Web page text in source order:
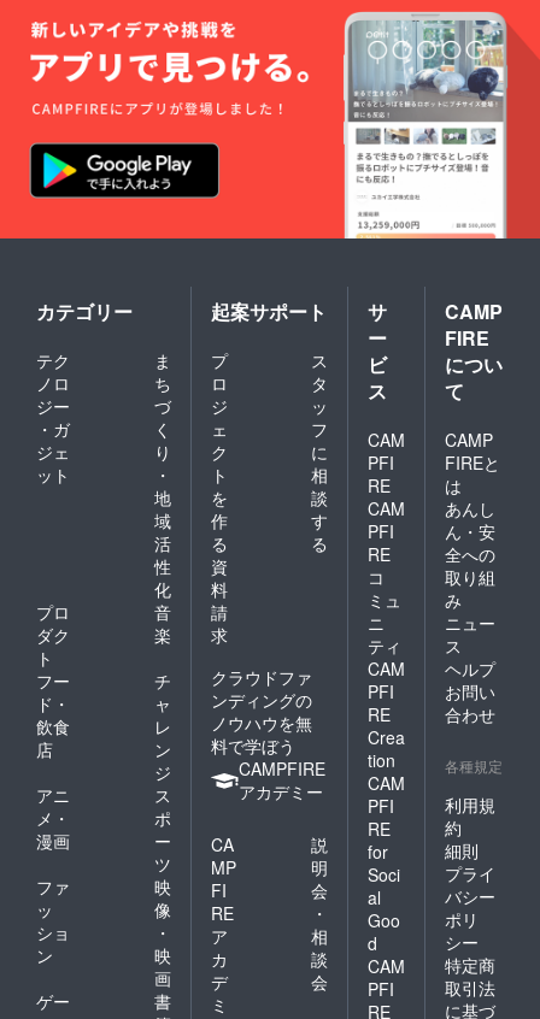
色合い
が変
わって
まいり
ます。
自然由
来の変
化をお
楽しみ
くださ
い。
しま
す。 ※
表面の
ソール
は草木
染のた
め、経
年変化
により
色合い
わって
自然由
来の変
化をお
楽しみ
くださ
い。
※お届け
は、７
月中旬
より順
次発送
させて
いただ
きま
す。 国
内にて
つ手作
おりま
すの
で、若
干お時
間がか
かるこ
とがご
す。 何
卒ご理
解のほ
ど宜し
くお願
いいた
しま
す。 ※
表面の
ソール
は草木
染のた
め、経
年変化
により
色合い
わって
ます。
自然由
来の変
化をお
楽しみ
くださ
い。
はブ
ラック
となっ
ており
ます。
①柿渋
タイプ
を23㎝
～28㎝
中から1
さい。
②炭タ
イプを
23㎝～
28㎝の6
ソール
をサイ
から１
つお選
びくだ
さい。
③柿渋
タイプ
の鼻緒
を12色
ラーの
中から1
つお選
びくだ
さい。
④炭タ
イプの
12色の
の中か
ら１つ
お選び
くださ
い。 ※
お届け
は、７
月中旬
より順
次発送
させて
のカス
タマイ
ズがで
きま
す。
①23㎝
～28㎝
の６サ
イズの
１つお
選びく
ださ
ソール
を・ス
ミ・カ
キシ
ブ・ア
カネの
中から
選びく
ださ
い。
③12色
のカ
ラーか
らお好
きな鼻
緒を1つ
お選び
くださ
い。 ④
ビブラ
ムソー
ルをブ
ラウン
ら1つお
選びく
ださ
い。 ※
お届け
は、７
月中旬
より順
次発送
させて
いただ
カテゴリー
テク
ノロ
ジー
・ガ
ジェ
ット
ま
ち
づ
く
り
・
地
域
活
性
化
プロ
ダク
ト
音
楽
フー
ド・
飲食
店
チ
ャ
レ
ン
ジ
アニ
メ・
漫画
ス
ポ
ー
ツ
ファ
ッ
ショ
ン
映
像
・
映
画
ゲー
書
起案サポート
プ
ロ
ジ
ェ
ク
ト
を
作
る
ス
タ
ッ
フ
に
相
談
す
る
資
料
請
求
クラウドファ
ンディングの
ノウハウを無
料で学ぼう
CAMPFIRE
アカデミー
CA
MP
FI
RE
ア
カ
デ
ミ
説
明
会
・
相
談
会
サ
ー
ビ
ス
CAM
PFI
RE
CAM
PFI
RE
コ
ミュ
ニ
ティ
CAM
PFI
RE
Crea
tion
CAM
PFI
RE
for
Soci
al
Goo
d
CAM
PFI
RE
CAMP
FIRE
につい
て
CAMP
FIREと
は
あんし
ん・安
全への
取り組
み
ニュー
ス
ヘルプ
お問い
合わせ
各種規定
利用規
約
細則
プライ
バシー
ポリ
シー
特定商
取引法
に基づ